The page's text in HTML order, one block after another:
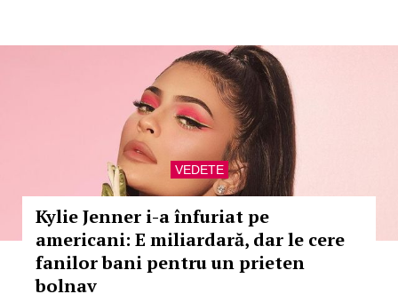
VEDETE
Kylie Jenner i-a înfuriat pe
americani: E miliardară, dar le cere
fanilor bani pentru un prieten
bolnav